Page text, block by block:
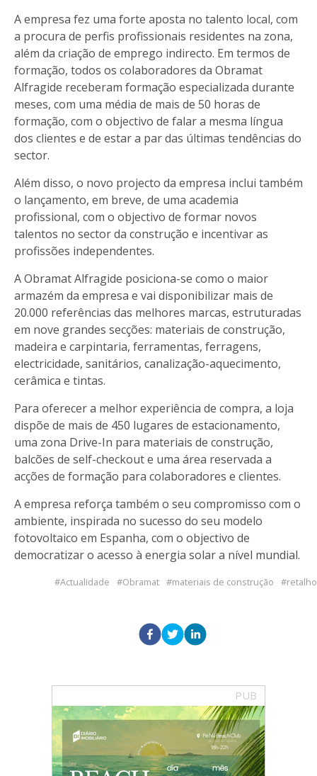
A empresa fez uma forte aposta no talento local, com
a procura de perfis profissionais residentes na zona,
além da criação de emprego indirecto. Em termos de
formação, todos os colaboradores da Obramat
Alfragide receberam formação especializada durante
meses, com uma média de mais de 50 horas de
formação, com o objectivo de falar a mesma língua
dos clientes e de estar a par das últimas tendências do
sector.
Além disso, o novo projecto da empresa inclui também
o lançamento, em breve, de uma academia
profissional, com o objectivo de formar novos
talentos no sector da construção e incentivar as
profissões independentes.
A Obramat Alfragide posiciona-se como o maior
armazém da empresa e vai disponibilizar mais de
20.000 referências das melhores marcas, estruturadas
em nove grandes secções: materiais de construção,
madeira e carpintaria, ferramentas, ferragens,
electricidade, sanitários, canalização-aquecimento,
cerâmica e tintas.
Para oferecer a melhor experiência de compra, a loja
dispõe de mais de 450 lugares de estacionamento,
uma zona Drive-In para materiais de construção,
balcões de self-checkout e uma área reservada a
acções de formação para colaboradores e clientes.
A empresa reforça também o seu compromisso com o
ambiente, inspirada no sucesso do seu modelo
fotovoltaico em Espanha, com o objectivo de
democratizar o acesso à energia solar a nível mundial.
Actualidade Obramat materiais de construção retalho
PUB